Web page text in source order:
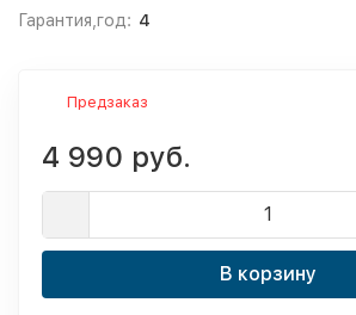
Гарантия,год: 4
Предзаказ
4 990 руб.
В корзину